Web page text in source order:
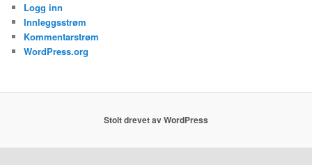
Logg inn
Innleggsstrøm
Kommentarstrøm
WordPress.org
Stolt drevet av WordPress